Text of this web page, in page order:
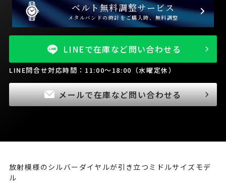
ベルト無料調整サービス
メタルバンドの時計をご購入時、無料調整
LINEで在庫など問い合わせる
LINE問合せ対応時間：11:00～18:00（水曜定休）
メールで在庫など問い合わせる
放射模様のシルバーダイヤルが引き立つミドルサイズモデ
ル